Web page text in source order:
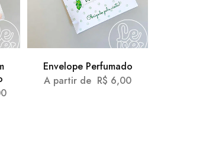
Envelope Perfumado
A partir de R$ 6,00